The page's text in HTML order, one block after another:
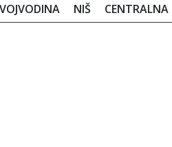
VOJVODINA NIŠ CENTRALNA